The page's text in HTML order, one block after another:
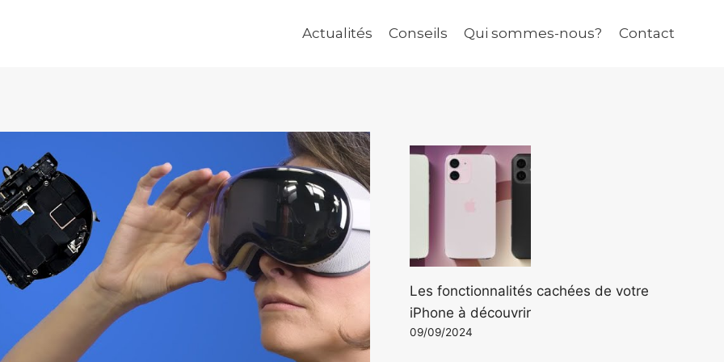
Actualités Conseils Qui sommes-nous? Contact
Les fonctionnalités cachées de votre
iPhone à découvrir
09/09/2024